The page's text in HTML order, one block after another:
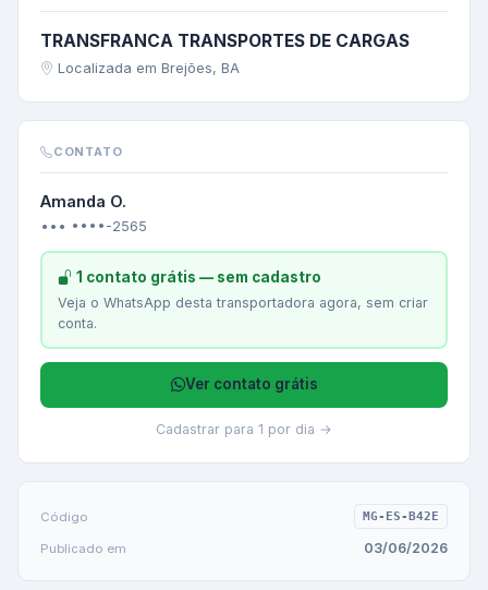
TRANSFRANCA TRANSPORTES DE CARGAS
Localizada em Brejões, BA
CONTATO
Amanda O.
••• ••••-2565
1 contato grátis — sem cadastro
Veja o WhatsApp desta transportadora agora, sem criar
conta.
Ver contato grátis
Cadastrar para 1 por dia →
Código MG-ES-B42E
Publicado em 03/06/2026